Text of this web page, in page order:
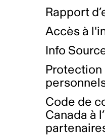
Rapport
Accès à
Info
Code de
Canada à